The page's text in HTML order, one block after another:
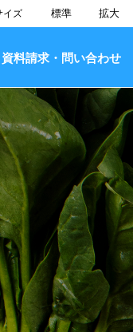
ズ 標準 拡大
資料請求・問い合わせ